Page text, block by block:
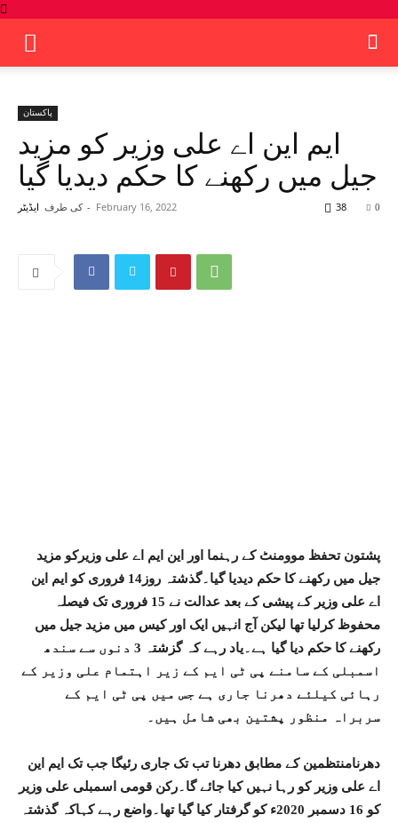
پاکستان
ایم این اے علی وزیر کو مزید
جیل میں رکھنے کا حکم دیدیا گیا
کی طرف ایڈیٹر - February 16, 2022 0
38
پشتون تحفظ موومنٹ کے رہنما اور این ایم اے علی وزیرکو مزید
جیل میں رکھنے کا حکم دیدیا گیا۔گذشتہ روز14 فروری کو ایم این
اے علی وزیر کے پیشی کے بعد عدالت نے 15 فروری تک فیصلہ
محفوظ کرلیا تھا لیکن آج انہیں ایک اور کیس میں مزید جیل میں
رکھنے کا حکم دیا گیا ہے۔یاد رہے کہ گزشتہ 3 دنوں سے سندھ
اسمبلی کے سامنے پی ٹی ایم کے زیر اہتمام علی وزیر کے
رہائی کیلئے دھرنا جاری ہے جس میں پی ٹی ایم کے
سربراہ منظور پشتین بھی شامل ہیں۔
دھرنامنتظمین کے مطابق دھرنا تب تک جاری رئیگا جب تک ایم این
اے علی وزیر کو رہا نہیں کیا جائے گا۔رکن قومی اسمبلی علی وزیر
کو 16 دسمبر 2020ء کو گرفتار کیا گیا تھا۔واضع رہے کہاکہ گذشتہ